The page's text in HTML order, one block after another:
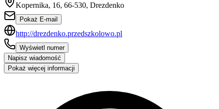
Kopernika, 16, 66-530, Drezdenko
Pokaż E-mail
http://drezdenko.przedszkolowo.pl
Wyświetl numer
Napisz wiadomość
Pokaż więcej informacji